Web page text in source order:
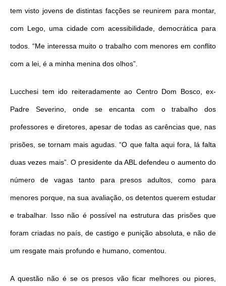
tem visto jovens de distintas facções se reunirem para montar,
com Lego, uma cidade com acessibilidade, democrática para
todos. “Me interessa muito o trabalho com menores em conflito
com a lei, é a minha menina dos olhos”.
Lucchesi tem ido reiteradamente ao Centro Dom Bosco, ex-
Padre Severino, onde se encanta com o trabalho dos
professores e diretores, apesar de todas as carências que, nas
prisões, se tornam mais agudas. “O que falta aqui fora, lá falta
duas vezes mais”. O presidente da ABL defendeu o aumento do
número de vagas tanto para presos adultos, como para
menores porque, na sua avaliação, os detentos querem estudar
e trabalhar. Isso não é possível na estrutura das prisões que
foram criadas no país, de castigo e punição absoluta, e não de
um resgate mais profundo e humano, comentou.
A questão não é se os presos vão ficar melhores ou piores,